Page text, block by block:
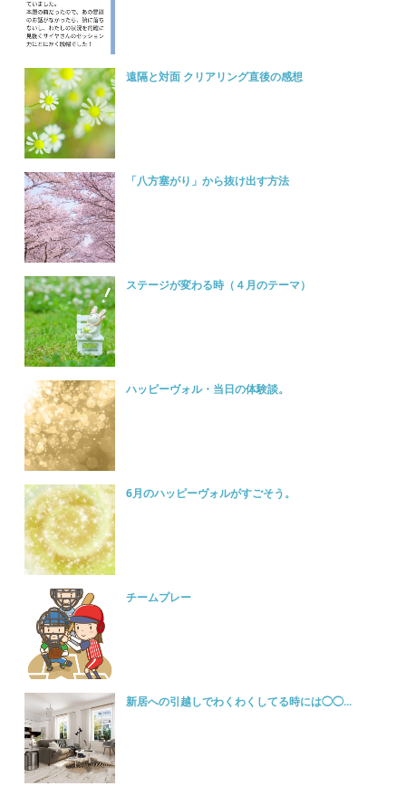
遠隔と対面 クリアリング直後の感想
「八方塞がり」から抜け出す方法
ステージが変わる時（４月のテーマ）
ハッピーヴォル・当日の体験談。
6月のハッピーヴォルがすごそう。
チームプレー
新居への引越しでわくわくしてる時には◯◯...